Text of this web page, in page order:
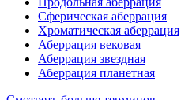
Сферическая аберрация
Хроматическая аберрация
Аберрация вековая
Аберрация звездная
Аберрация планетная